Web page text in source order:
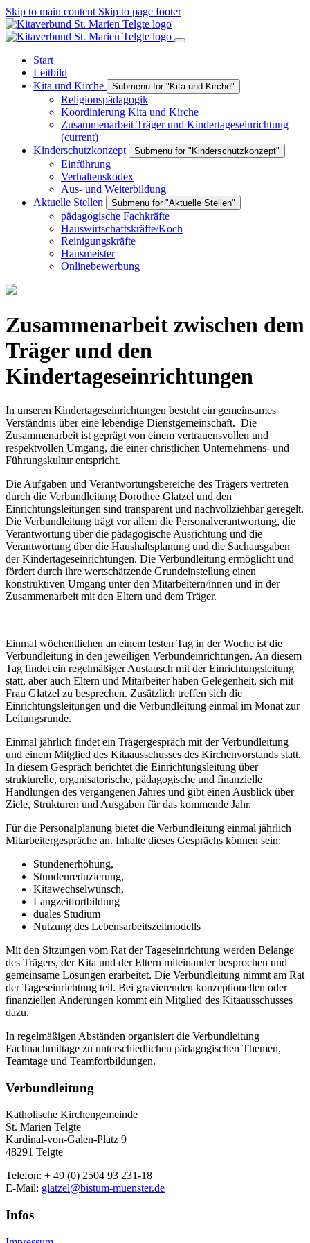
Skip to main content Skip to page footer
Start
Leitbild
Kita und Kirche
Submenu for "Kita und Kirche"
Religionspädagogik
Koordinierung Kita und Kirche
Zusammenarbeit Träger und Kindertageseinrichtung
(current)
Kinderschutzkonzept
Submenu for "Kinderschutzkonzept"
Einführung
Verhaltenskodex
Aus- und Weiterbildung
Aktuelle Stellen
Submenu for "Aktuelle Stellen"
pädagogische Fachkräfte
Hauswirtschaftskräfte/Koch
Reinigungskräfte
Hausmeister
Onlinebewerbung
Zusammenarbeit zwischen dem
Träger und den
Kindertageseinrichtungen
In unseren Kindertageseinrichtungen besteht ein gemeinsames
Verständnis über eine lebendige Dienstgemeinschaft. Die
Zusammenarbeit ist geprägt von einem vertrauensvollen und
respektvollen Umgang, die einer christlichen Unternehmens- und
Führungskultur entspricht.
Die Aufgaben und Verantwortungsbereiche des Trägers vertreten
durch die Verbundleitung Dorothee Glatzel und den
Einrichtungsleitungen sind transparent und nachvollziehbar geregelt.
Die Verbundleitung trägt vor allem die Personalverantwortung, die
Verantwortung über die pädagogische Ausrichtung und die
Verantwortung über die Haushaltsplanung und die Sachausgaben
der Kindertageseinrichtungen. Die Verbundleitung ermöglicht und
fördert durch ihre wertschätzende Grundeinstellung einen
konstruktiven Umgang unter den Mitarbeitern/innen und in der
Zusammenarbeit mit den Eltern und dem Träger.
Einmal wöchentlichen an einem festen Tag in der Woche ist die
Verbundleitung in den jeweiligen Verbundeinrichtungen. An diesem
Tag findet ein regelmäßiger Austausch mit der Einrichtungsleitung
statt, aber auch Eltern und Mitarbeiter haben Gelegenheit, sich mit
Frau Glatzel zu besprechen. Zusätzlich treffen sich die
Einrichtungsleitungen und die Verbundleitung einmal im Monat zur
Leitungsrunde.
Einmal jährlich findet ein Trägergespräch mit der Verbundleitung
und einem Mitglied des Kitaausschusses des Kirchenvorstands statt.
In diesem Gespräch berichtet die Einrichtungsleitung über
strukturelle, organisatorische, pädagogische und finanzielle
Handlungen des vergangenen Jahres und gibt einen Ausblick über
Ziele, Strukturen und Ausgaben für das kommende Jahr.
Für die Personalplanung bietet die Verbundleitung einmal jährlich
Mitarbeitergespräche an. Inhalte dieses Gesprächs können sein:
Stundenerhöhung,
Stundenreduzierung,
Kitawechselwunsch,
Langzeitfortbildung
duales Studium
Nutzung des Lebensarbeitszeitmodells
Mit den Sitzungen vom Rat der Tageseinrichtung werden Belange
des Trägers, der Kita und der Eltern miteinander besprochen und
gemeinsame Lösungen erarbeitet. Die Verbundleitung nimmt am Rat
der Tageseinrichtung teil. Bei gravierenden konzeptionellen oder
finanziellen Änderungen kommt ein Mitglied des Kitaausschusses
dazu.
In regelmäßigen Abständen organisiert die Verbundleitung
Fachnachmittage zu unterschiedlichen pädagogischen Themen,
Teamtage und Teamfortbildungen.
Verbundleitung
Katholische Kirchengemeinde
St. Marien Telgte
Kardinal-von-Galen-Platz 9
48291 Telgte
Telefon: + 49 (0) 2504 93 231-18
E-Mail: glatzel@bistum-muenster.de
Infos